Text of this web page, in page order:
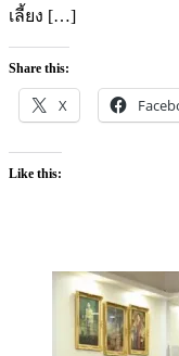
เลี้ยง […]
Share this:
X
Like this: